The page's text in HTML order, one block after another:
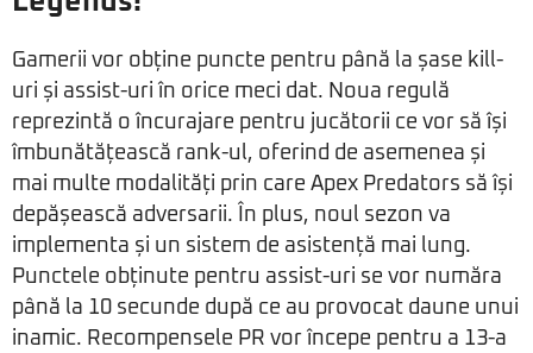
Gamerii vor obține puncte pentru până la șase kill-
uri și assist-uri în orice meci dat. Noua regulă
reprezintă o încurajare pentru jucătorii ce vor să își
îmbunătățească rank-ul, oferind de asemenea și
mai multe modalități prin care Apex Predators să își
depășească adversarii. În plus, noul sezon va
implementa și un sistem de asistență mai lung.
Punctele obținute pentru assist-uri se vor număra
până la 10 secunde după ce au provocat daune unui
inamic. Recompensele PR vor începe pentru a 13-a